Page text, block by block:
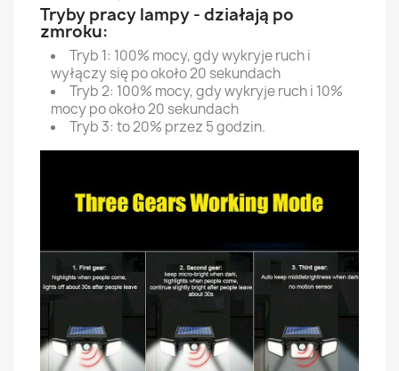
Tryby pracy lampy - działają po
zmroku:
Tryb 1: 100% mocy, gdy wykryje ruch i
wyłączy się po około 20 sekundach
Tryb 2: 100% mocy, gdy wykryje ruch i 10%
mocy po około 20 sekundach
Tryb 3: to 20% przez 5 godzin.